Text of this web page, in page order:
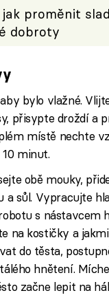
proměnit
dobroty
bylo vlažné.
přisypte droždí a
místě nechte
minut.
obě mouky,
a sůl. Vypracujte
s nástavcem
na kostičky a
do těsta,
hnětení.
začne lepit na